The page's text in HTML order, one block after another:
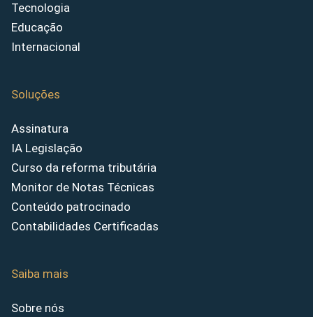
Tecnologia
Educação
Internacional
Soluções
Assinatura
IA Legislação
Curso da reforma tributária
Monitor de Notas Técnicas
Conteúdo patrocinado
Contabilidades Certificadas
Saiba mais
Sobre nós